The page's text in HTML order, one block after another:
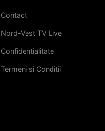
Contact
Nord-Vest TV Live
Confidentialitate
Termeni si Conditii